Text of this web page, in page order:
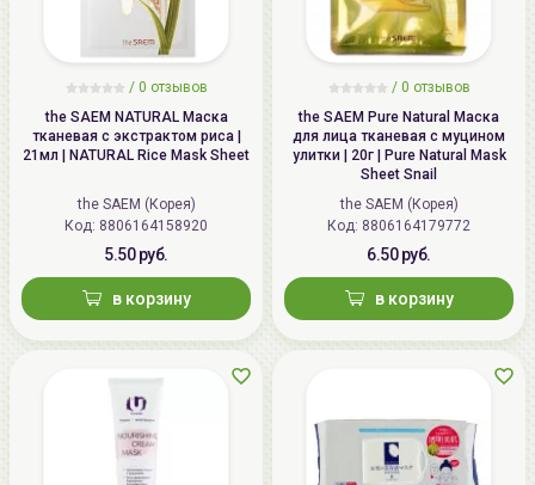
/ 0 отзывов
the SAEM NATURAL Маска
тканевая с экстрактом риса |
21мл | NATURAL Rice Mask Sheet
the SAEM (Корея)
Код: 8806164158920
5.50 руб.
в корзину
/ 0 отзывов
the SAEM Pure Natural Маска
для лица тканевая с муцином
улитки | 20г | Pure Natural Mask
Sheet Snail
the SAEM (Корея)
Код: 8806164179772
6.50 руб.
в корзину